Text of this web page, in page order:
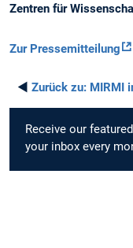
Zentren für
Zur Pressemitteilung
◄ Zurück zu: MIRMI
Receive our
your inbox every